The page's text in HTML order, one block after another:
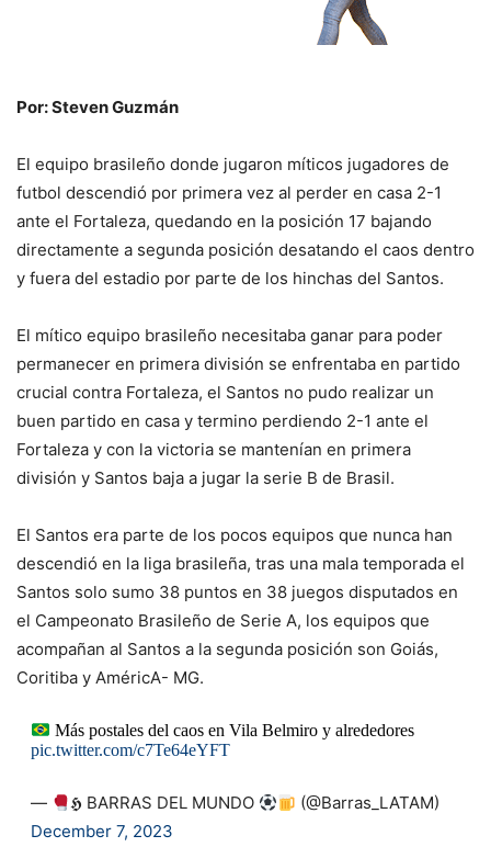
Por: Steven Guzmán
El equipo brasileño donde jugaron míticos jugadores de
futbol descendió por primera vez al perder en casa 2-1
ante el Fortaleza, quedando en la posición 17 bajando
directamente a segunda posición desatando el caos dentro
y fuera del estadio por parte de los hinchas del Santos.
El mítico equipo brasileño necesitaba ganar para poder
permanecer en primera división se enfrentaba en partido
crucial contra Fortaleza, el Santos no pudo realizar un
buen partido en casa y termino perdiendo 2-1 ante el
Fortaleza y con la victoria se mantenían en primera
división y Santos baja a jugar la serie B de Brasil.
El Santos era parte de los pocos equipos que nunca han
descendió en la liga brasileña, tras una mala temporada el
Santos solo sumo 38 puntos en 38 juegos disputados en
el Campeonato Brasileño de Serie A, los equipos que
acompañan al Santos a la segunda posición son Goiás,
Coritiba y AméricA- MG.
Más postales del caos en Vila Belmiro y alrededores
pic.twitter.com/c7Te64eYFT
— 𝕳 BARRAS DEL MUNDO
(@Barras_LATAM)
December 7, 2023